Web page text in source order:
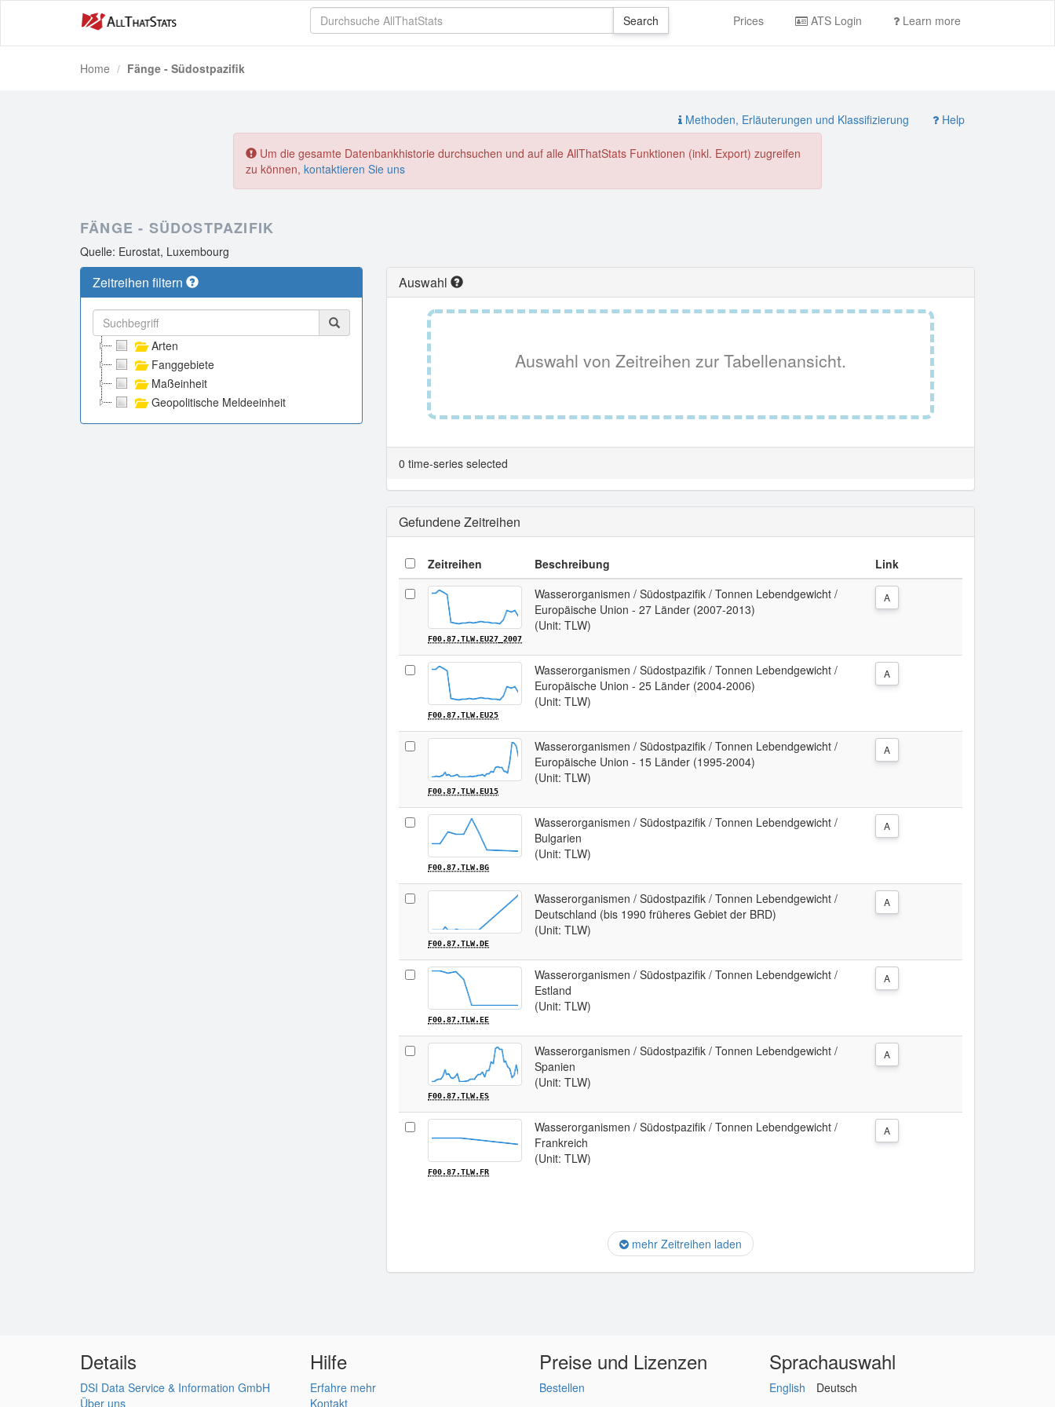
Prices ATS Login Learn more
Home Fänge - Südostpazifik
Methoden, Erläuterungen und Klassifizierung Help
Um die gesamte Datenbankhistorie durchsuchen und auf alle AllThatStats Funktionen (inkl. Export) zugreifen
zu können, kontaktieren Sie uns
FÄNGE - SÜDOSTPAZIFIK
Quelle: Eurostat, Luxembourg
Zeitreihen filtern
Arten
Fanggebiete
Maßeinheit
Geopolitische Meldeeinheit
Auswahl
Auswahl von Zeitreihen zur Tabellenansicht.
0 time-series selected
Gefundene Zeitreihen
Zeitreihen Beschreibung Link
F00.87.TLW.EU27_2007
Wasserorganismen / Südostpazifik / Tonnen Lebendgewicht /
Europäische Union - 27 Länder (2007-2013)
(Unit: TLW)
A
F00.87.TLW.EU25
Wasserorganismen / Südostpazifik / Tonnen Lebendgewicht /
Europäische Union - 25 Länder (2004-2006)
(Unit: TLW)
A
F00.87.TLW.EU15
Wasserorganismen / Südostpazifik / Tonnen Lebendgewicht /
Europäische Union - 15 Länder (1995-2004)
(Unit: TLW)
A
F00.87.TLW.BG
Wasserorganismen / Südostpazifik / Tonnen Lebendgewicht /
Bulgarien
(Unit: TLW)
A
F00.87.TLW.DE
Wasserorganismen / Südostpazifik / Tonnen Lebendgewicht /
Deutschland (bis 1990 früheres Gebiet der BRD)
(Unit: TLW)
A
F00.87.TLW.EE
Wasserorganismen / Südostpazifik / Tonnen Lebendgewicht /
Estland
(Unit: TLW)
A
F00.87.TLW.ES
Wasserorganismen / Südostpazifik / Tonnen Lebendgewicht /
Spanien
(Unit: TLW)
A
F00.87.TLW.FR
Wasserorganismen / Südostpazifik / Tonnen Lebendgewicht /
Frankreich
(Unit: TLW)
A
mehr Zeitreihen laden
Details
DSI Data Service & Information GmbH
Über uns
Hilfe
Erfahre mehr
Kontakt
Preise und Lizenzen
Bestellen
Sprachauswahl
English Deutsch